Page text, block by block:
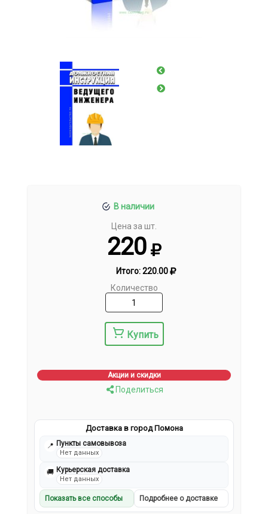
В наличии
Цена за шт.
220
Итого:220.00
Количество
Купить
Акции и скидки
Поделиться
Доставка в город Помона
📍 Пункты самовывоза
Нет данных
🚚 Курьерская доставка
Нет данных
Показать все способы Подробнее о доставке